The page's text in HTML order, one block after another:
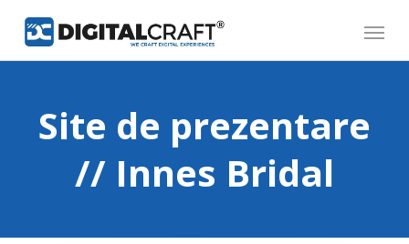
Menu
Site de prezentare
// Innes Bridal